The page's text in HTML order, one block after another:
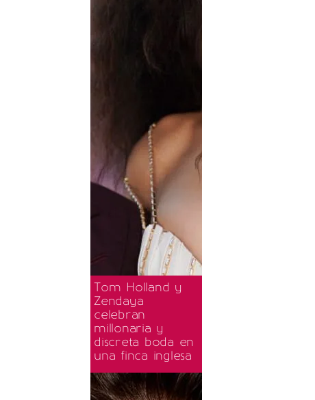
Tom Holland y
Zendaya
celebran
millonaria y
discreta boda en
una finca inglesa